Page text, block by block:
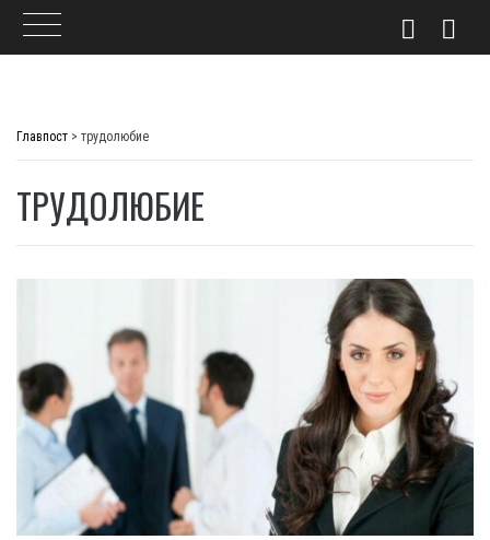
Главпост > трудолюбие
ТРУДОЛЮБИЕ